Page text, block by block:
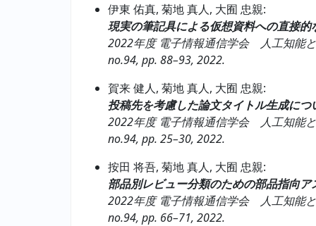
伊東 佑真, 菊地 真人, 大囿 忠親:
現実の筆記具による仮想資料への直接
2022年度 電子情報通信学会 人工知能
no.94, pp. 88–93, 2022.
賀来 健人, 菊地 真人, 大囿 忠親:
投稿先を考慮した論文タイトル生成につ
2022年度 電子情報通信学会 人工知能
no.94, pp. 25–30, 2022.
按田 将吾, 菊地 真人, 大囿 忠親:
部品別レビュー分類のための部品指向
2022年度 電子情報通信学会 人工知能
no.94, pp. 66–71, 2022.